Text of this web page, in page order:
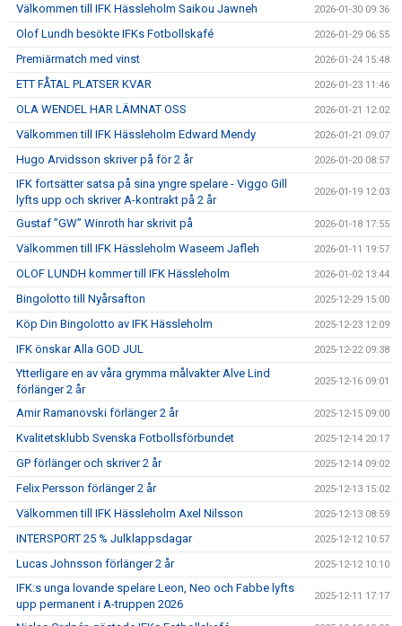
Välkommen till IFK Hässleholm Saikou Jawneh 2026-01-30 09:36
Olof Lundh besökte IFKs Fotbollskafé 2026-01-29 06:55
Premiärmatch med vinst 2026-01-24 15:48
ETT FÅTAL PLATSER KVAR 2026-01-23 11:46
OLA WENDEL HAR LÄMNAT OSS 2026-01-21 12:02
Välkommen till IFK Hässleholm Edward Mendy 2026-01-21 09:07
Hugo Arvidsson skriver på för 2 år 2026-01-20 08:57
IFK fortsätter satsa på sina yngre spelare - Viggo Gill
lyfts upp och skriver A-kontrakt på 2 år
2026-01-19 12:03
Gustaf ”GW” Winroth har skrivit på 2026-01-18 17:55
Välkommen till IFK Hässleholm Waseem Jafleh 2026-01-11 19:57
OLOF LUNDH kommer till IFK Hässleholm 2026-01-02 13:44
Bingolotto till Nyårsafton 2025-12-29 15:00
Köp Din Bingolotto av IFK Hässleholm 2025-12-23 12:09
IFK önskar Alla GOD JUL 2025-12-22 09:38
Ytterligare en av våra grymma målvakter Alve Lind
förlänger 2 år
2025-12-16 09:01
Amir Ramanovski förlänger 2 år 2025-12-15 09:00
Kvalitetsklubb Svenska Fotbollsförbundet 2025-12-14 20:17
GP förlänger och skriver 2 år 2025-12-14 09:02
Felix Persson förlänger 2 år 2025-12-13 15:02
Välkommen till IFK Hässleholm Axel Nilsson 2025-12-13 08:59
INTERSPORT 25 % Julklappsdagar 2025-12-12 10:57
Lucas Johnsson förlänger 2 år 2025-12-12 10:10
IFK:s unga lovande spelare Leon, Neo och Fabbe lyfts
upp permanent i A-truppen 2026
2025-12-11 17:17